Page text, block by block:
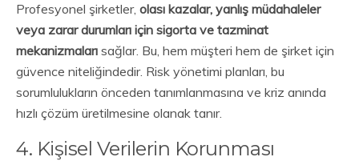
Profesyonel şirketler, olası kazalar, yanlış müdahaleler
veya zarar durumları için sigorta ve tazminat
mekanizmaları sağlar. Bu, hem müşteri hem de şirket için
güvence niteliğindedir. Risk yönetimi planları, bu
sorumlulukların önceden tanımlanmasına ve kriz anında
hızlı çözüm üretilmesine olanak tanır.
4. Kişisel Verilerin Korunması